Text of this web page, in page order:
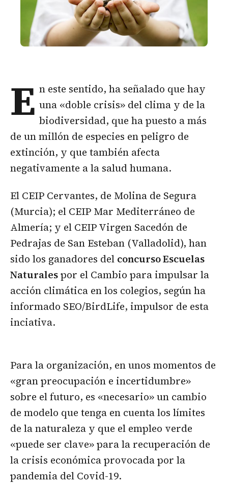
E n este sentido, ha señalado que hay
una «doble crisis» del clima y de la
biodiversidad, que ha puesto a más
de un millón de especies en peligro de
extinción, y que también afecta
negativamente a la salud humana.
El CEIP Cervantes, de Molina de Segura
(Murcia); el CEIP Mar Mediterráneo de
Almería; y el CEIP Virgen Sacedón de
Pedrajas de San Esteban (Valladolid), han
sido los ganadores del concurso Escuelas
Naturalespor el Cambio para impulsar la
acción climática en los colegios, según ha
informado SEO/BirdLife, impulsor de esta
inciativa.
Para la organización, en unos momentos de
«gran preocupación e incertidumbre»
sobre el futuro, es «necesario» un cambio
de modelo que tenga en cuenta los límites
de la naturaleza y que el empleo verde
«puede ser clave» para la recuperación de
la crisis económica provocada por la
pandemia del Covid-19.